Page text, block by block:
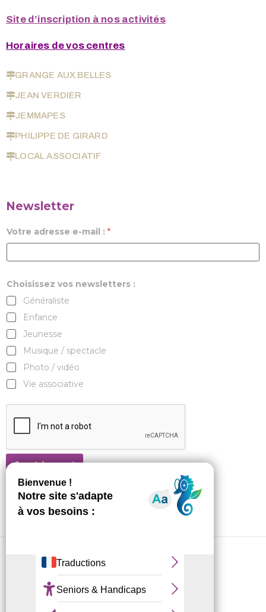
Site d’inscription à nos activités
Horaires de vos centres
GRANGE AUX BELLES
JEAN VERDIER
JEMMAPES
PHILIPPE DE GIRARD
LOCAL ASSOCIATIF
Newsletter
Votre adresse e-mail : *
Choisissez vos newsletters :
Généraliste
Enfance
Jeunesse
Musique / spectacle
Photo / vidéo
Vie associative
Je m'abonne !